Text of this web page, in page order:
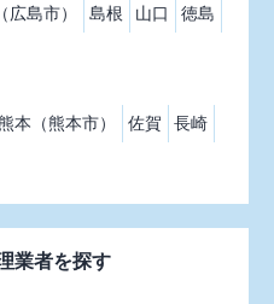
広島市） 島根 山口
徳島
本（熊本市） 佐賀
長崎
業者を探す